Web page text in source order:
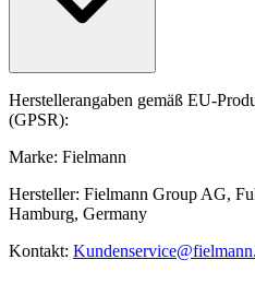
Herstellerangaben gemäß EU-
(GPSR):
Marke: Fielmann
Hersteller: Fielmann Group AG,
Hamburg, Germany
Kontakt: